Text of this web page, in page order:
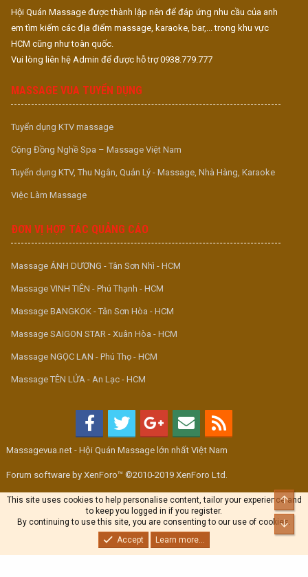
Hội Quán Massage được thành lập nên để đáp ứng nhu cầu của anh
em tìm kiếm các địa điểm massage, karaoke, bar,... trong khu vực
HCM cũng như toàn quốc.
Vui lòng liên hệ Admin để được hỗ trợ 0938.779.777
MASSAGE VUA TUYỂN DỤNG
Tuyển dụng KTV massage
Cộng Đồng Nghề Spa – Massage Việt Nam
Tuyển dụng KTV, Thu Ngân, Quản Lý - Massage, Nhà Hàng, Karaoke
Việc Làm Massage
ĐƠN VỊ HỢP TÁC QUẢNG CÁO
Massage ÁNH DƯƠNG - Tân Sơn Nhì - HCM
Massage VINH TIÊN - Phú Thạnh - HCM
Massage BANGKOK - Tân Sơn Hòa - HCM
Massage SAIGON STAR - Xuân Hòa - HCM
Massage NGỌC LAN - Phú Thọ - HCM
Massage TÊN LỬA - An Lạc - HCM
Massagevua.net - Hội Quán Massage lớn nhất Việt Nam
Forum software by XenForo™ ©2010-2019 XenForo Ltd.
This site uses cookies to help personalise content, tailor your experience and
to keep you logged in if you register.
By continuing to use this site, you are consenting to our use of cookies.
Accept
Learn more...
Top